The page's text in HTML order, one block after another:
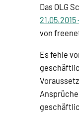
Das OLG
21.05.2015
von
Es fehle